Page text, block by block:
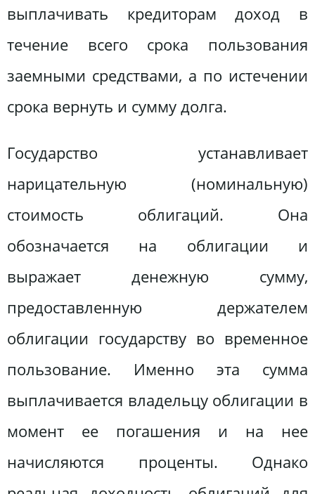
выплачивать кредиторам доход в
течение всего срока пользования
заемными средствами, а по истечении
срока вернуть и сумму долга.
Государство устанавливает
нарицательную (номинальную)
стоимость облигаций. Она
обозначается на облигации и
выражает денежную сумму,
предоставленную держателем
облигации государству во временное
пользование. Именно эта сумма
выплачивается владельцу облигации в
момент ее погашения и на нее
начисляются проценты. Однако